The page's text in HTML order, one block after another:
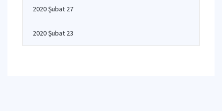
2020 Şubat 27
2020 Şubat 23